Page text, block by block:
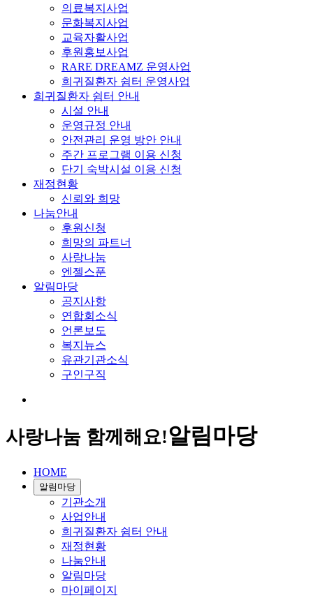
의료복지사업
문화복지사업
교육자활사업
후원홍보사업
RARE DREAMZ 운영사업
희귀질환자 쉼터 운영사업
희귀질환자 쉼터 안내
시설 안내
운영규정 안내
안전관리 운영 방안 안내
주간 프로그램 이용 신청
단기 숙박시설 이용 신청
재정현황
신뢰와 희망
나눔안내
후원신청
희망의 파트너
사랑나눔
엔젤스푼
알림마당
공지사항
연합회소식
언론보도
복지뉴스
유관기관소식
구인구직
사랑나눔 함께해요!알림마당
HOME
알림마당
기관소개
사업안내
희귀질환자 쉼터 안내
재정현황
나눔안내
알림마당
마이페이지